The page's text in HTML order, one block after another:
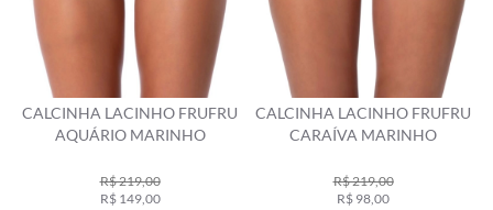
CALCINHA LACINHO FRUFRU
AQUÁRIO MARINHO
R$ 219,00
R$ 149,00
CALCINHA LACINHO FRUFRU
CARAÍVA MARINHO
R$ 219,00
R$ 98,00